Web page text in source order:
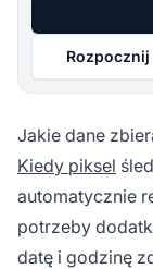
Jakie dane
Kiedy piksel
automatycznie
potrzeby
datę i godzinę